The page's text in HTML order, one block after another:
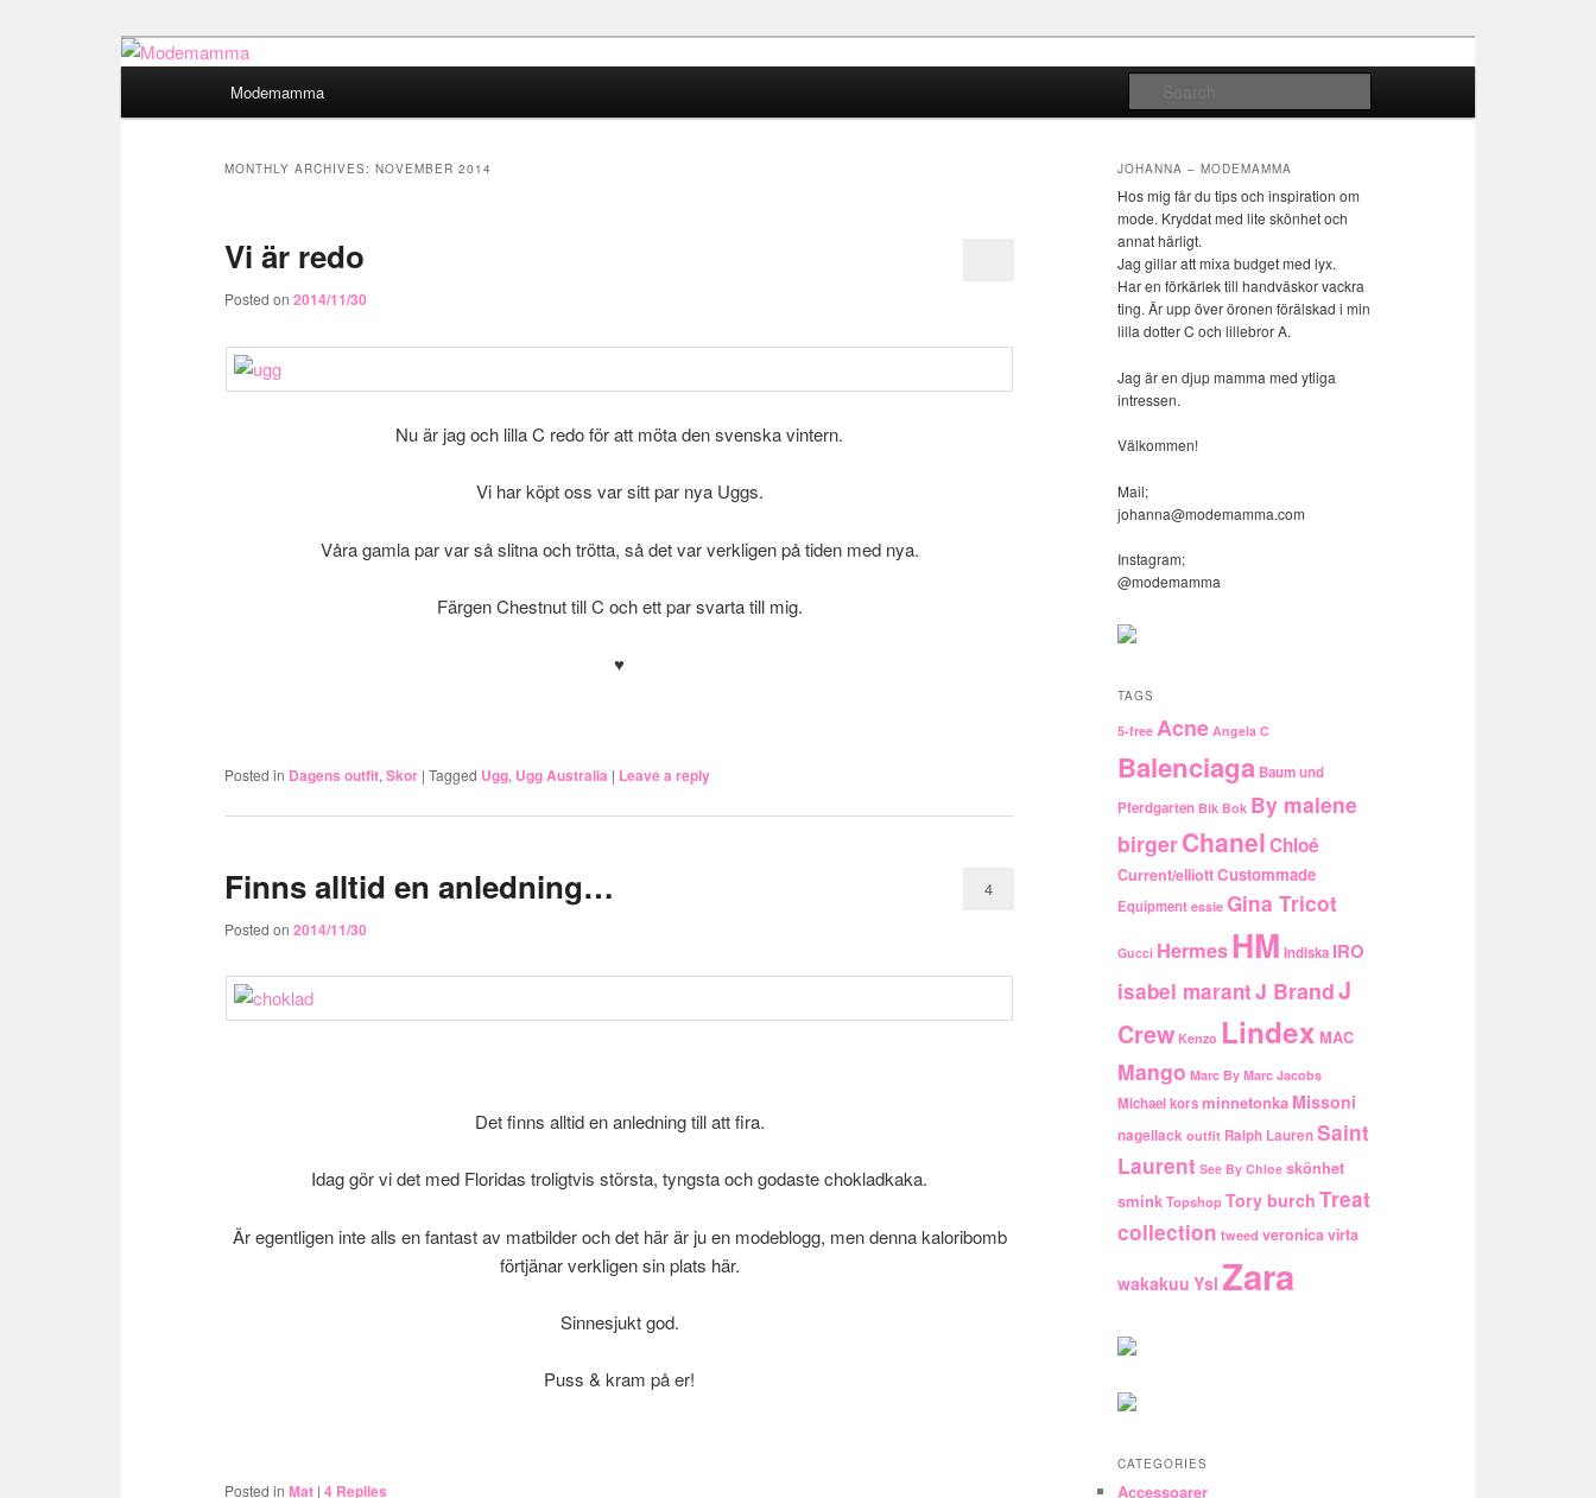
Modemamma
Skip
content
Skip
content
Modemamma
MONTHLY ARCHIVES: NOVEMBER 2014
Vi är redo
Posted on 2014/11/30
Nu är jag och lilla C redo för att möta den svenska vintern.
Vi har köpt oss var sitt par nya Uggs.
Våra gamla par var så slitna och trötta, så det var verkligen på tiden med nya.
Färgen Chestnut till C och ett par svarta till mig.
♥
Posted in Dagens outfit, Skor | Tagged Ugg, Ugg Australia | Leave a reply
Finns alltid en anledning…
Posted on 2014/11/30
4
Det finns alltid en anledning till att fira.
Idag gör vi det med Floridas troligtvis största, tyngsta och godaste chokladkaka.
Är egentligen inte alls en fantast av matbilder och det här är ju en modeblogg, men denna kaloribomb
förtjänar verkligen sin plats här.
Sinnesjukt god.
Puss & kram på er!
Posted in Mat | 4Replies
JOHANNA – MODEMAMMA
Hos mig får du tips och inspiration om
mode. Kryddat med lite skönhet och
annat härligt.
Jag gillar att mixa budget med lyx.
Har en förkärlek till handväskor vackra
ting. Är upp över öronen förälskad i min
lilla dotter C och lillebror A.
Jag är en djup mamma med ytliga
intressen.
Välkommen!
Mail;
johanna@modemamma.com
Instagram;
@modemamma
TAGS
5-free Acne Angela C
Balenciaga Baum und
Pferdgarten Bik Bok By malene
birgerChanelChloé
Current/elliottCustommade
Equipment essie Gina Tricot
Gucci HermesHM Indiska IRO
isabel marantJ BrandJ
Crew Kenzo Lindex MAC
Mango Marc By Marc Jacobs
Michael korsminnetonka Missoni
nagellack outfit Ralph LaurenSaint
Laurent See By Chloe skönhet
sminkTopshopTory burch Treat
collection tweed veronica virta
wakakuu Ysl Zara
CATEGORIES
Accessoarer